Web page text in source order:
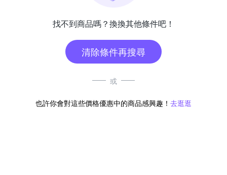
找不到商品嗎？換換其他條件吧！
清除條件再搜尋
或
也許你會對這些價格優惠中的商品感興趣！ 去逛逛